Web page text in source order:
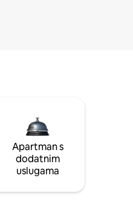
Apartman s
dodatnim
uslugama